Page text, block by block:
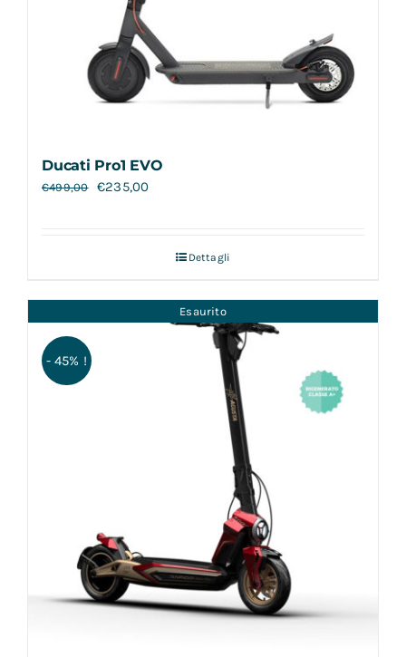
Ducati Pro1 EVO
€499,00 €235,00
Dettagli
Esaurito
- 45% !